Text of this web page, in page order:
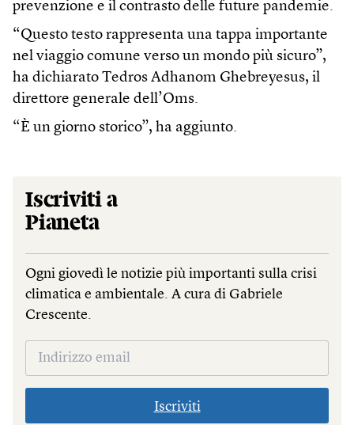
prevenzione e il contrasto delle future pandemie.
“Questo testo rappresenta una tappa importante
nel viaggio comune verso un mondo più sicuro”,
ha dichiarato Tedros Adhanom Ghebreyesus, il
direttore generale dell’Oms.
“È un giorno storico”, ha aggiunto.
Iscriviti a
Pianeta
Ogni giovedì le notizie più importanti sulla crisi
climatica e ambientale. A cura di Gabriele
Crescente.
Iscriviti